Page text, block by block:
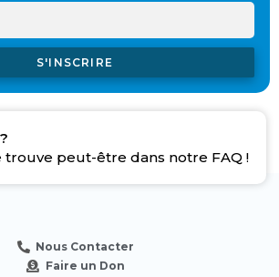
S'INSCRIRE
trouve peut-être dans notre FAQ !
Nous Contacter
Faire un Don